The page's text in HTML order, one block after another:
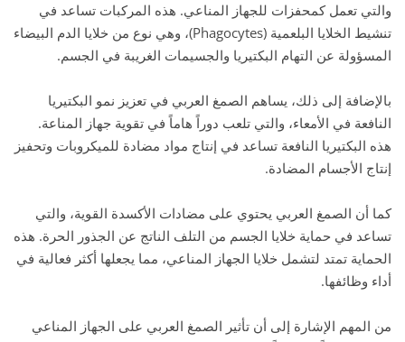
والتي تعمل كمحفزات للجهاز المناعي. هذه المركبات تساعد في
تنشيط الخلايا البلعمية (Phagocytes)، وهي نوع من خلايا الدم البيضاء
المسؤولة عن التهام البكتيريا والجسيمات الغريبة في الجسم.
بالإضافة إلى ذلك، يساهم الصمغ العربي في تعزيز نمو البكتيريا
النافعة في الأمعاء، والتي تلعب دوراً هاماً في تقوية جهاز المناعة.
هذه البكتيريا النافعة تساعد في إنتاج مواد مضادة للميكروبات وتحفيز
إنتاج الأجسام المضادة.
كما أن الصمغ العربي يحتوي على مضادات الأكسدة القوية، والتي
تساعد في حماية خلايا الجسم من التلف الناتج عن الجذور الحرة. هذه
الحماية تمتد لتشمل خلايا الجهاز المناعي، مما يجعلها أكثر فعالية في
أداء وظائفها.
من المهم الإشارة إلى أن تأثير الصمغ العربي على الجهاز المناعي